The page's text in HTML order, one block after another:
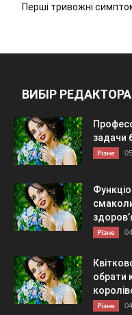
Перші тривожні
ВИБІР РЕДАКТОРА
задачи
Різне
Різне
обрати
Різне